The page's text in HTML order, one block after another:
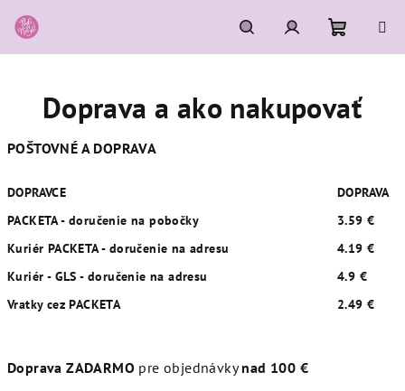
na
obsah
HľadaťPrihlásenie
košík
Doprava a ako nakupovať
POŠTOVNÉ A DOPRAVA
DOPRAVCE
DOPRAVA
PACKETA - doručenie na pobočky
3.59 €
Kuriér PACKETA - doručenie na adresu
4.19 €
Kuriér - GLS - doručenie na adresu
4.9 €
Vratky cez PACKETA
2.49 €
Doprava ZADARMO pre objednávkynad 100 €